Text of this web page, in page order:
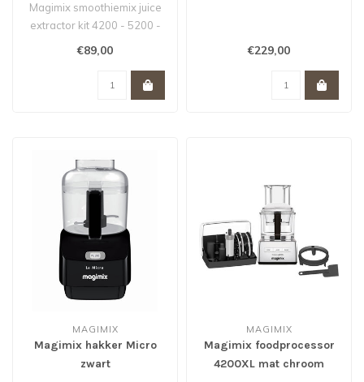
Magimix smoothiemix juice
extractor kit 4200 - 5200 -
Patissier
€89,00 €229,00
MAGIMIX
Magimix hakker Micro
zwart
MAGIMIX
Magimix foodprocessor
4200XL mat chroom